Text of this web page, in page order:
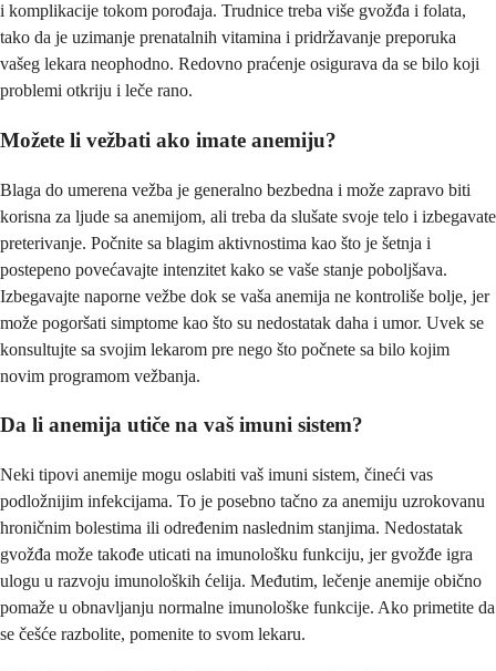
i komplikacije tokom porođaja. Trudnice treba više gvožđa i folata,
tako da je uzimanje prenatalnih vitamina i pridržavanje preporuka
vašeg lekara neophodno. Redovno praćenje osigurava da se bilo koji
problemi otkriju i leče rano.
Možete li vežbati ako imate anemiju?
Blaga do umerena vežba je generalno bezbedna i može zapravo biti
korisna za ljude sa anemijom, ali treba da slušate svoje telo i izbegavate
preterivanje. Počnite sa blagim aktivnostima kao što je šetnja i
postepeno povećavajte intenzitet kako se vaše stanje poboljšava.
Izbegavajte naporne vežbe dok se vaša anemija ne kontroliše bolje, jer
može pogoršati simptome kao što su nedostatak daha i umor. Uvek se
konsultujte sa svojim lekarom pre nego što počnete sa bilo kojim
novim programom vežbanja.
Da li anemija utiče na vaš imuni sistem?
Neki tipovi anemije mogu oslabiti vaš imuni sistem, čineći vas
podložnijim infekcijama. To je posebno tačno za anemiju uzrokovanu
hroničnim bolestima ili određenim naslednim stanjima. Nedostatak
gvožđa može takođe uticati na imunološku funkciju, jer gvožđe igra
ulogu u razvoju imunoloških ćelija. Međutim, lečenje anemije obično
pomaže u obnavljanju normalne imunološke funkcije. Ako primetite da
se češće razbolite, pomenite to svom lekaru.